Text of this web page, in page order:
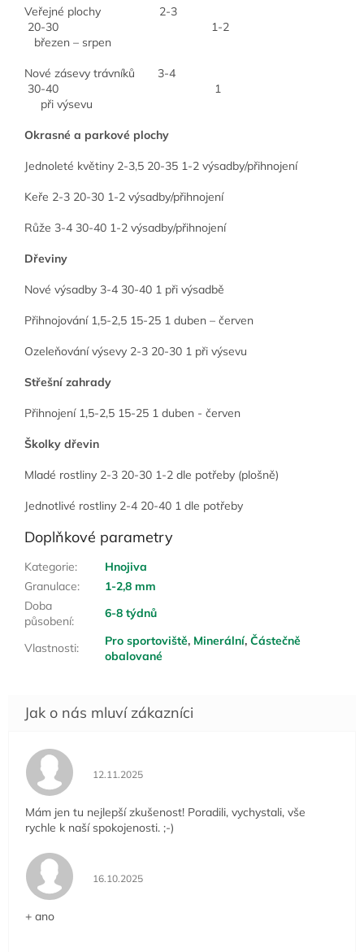
Veřejné plochy 2-3
20-30 1-2
březen – srpen
Nové zásevy trávníků 3-4
30-40 1
při výsevu
Okrasné a parkové plochy
Jednoleté květiny 2-3,5 20-35 1-2 výsadby/přihnojení
Keře 2-3 20-30 1-2 výsadby/přihnojení
Růže 3-4 30-40 1-2 výsadby/přihnojení
Dřeviny
Nové výsadby 3-4 30-40 1 při výsadbě
Přihnojování 1,5-2,5 15-25 1 duben – červen
Ozeleňování výsevy 2-3 20-30 1 při výsevu
Střešní zahrady
Přihnojení 1,5-2,5 15-25 1 duben - červen
Školky dřevin
Mladé rostliny 2-3 20-30 1-2 dle potřeby (plošně)
Jednotlivé rostliny 2-4 20-40 1 dle potřeby
Doplňkové parametry
Kategorie:
Hnojiva
Granulace:
1-2,8 mm
Doba
působení:
6-8 týdnů
Vlastnosti: Pro sportoviště, Minerální, Částečně
obalované
Hodnocení obchodu je 5 z 5 hvězdiček.
12.11.2025
Mám jen tu nejlepší zkušenost! Poradili, vychystali, vše
rychle k naší spokojenosti. ;-)
Hodnocení obchodu je 5 z 5 hvězdiček.
16.10.2025
+ ano